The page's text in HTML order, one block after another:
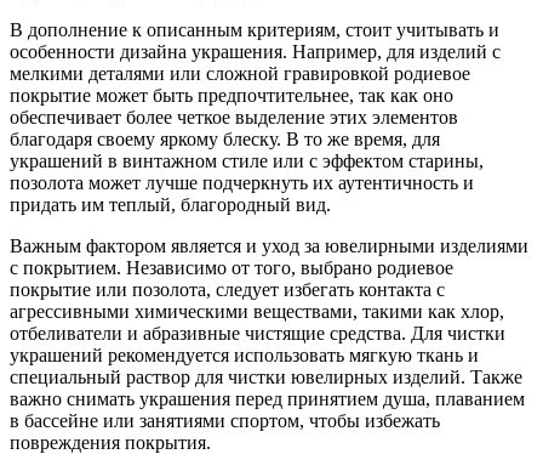
В дополнение к описанным критериям, стоит учитывать и
особенности дизайна украшения. Например, для изделий с
мелкими деталями или сложной гравировкой родиевое
покрытие может быть предпочтительнее, так как оно
обеспечивает более четкое выделение этих элементов
благодаря своему яркому блеску. В то же время, для
украшений в винтажном стиле или с эффектом старины,
позолота может лучше подчеркнуть их аутентичность и
придать им теплый, благородный вид.
Важным фактором является и уход за ювелирными изделиями
с покрытием. Независимо от того, выбрано родиевое
покрытие или позолота, следует избегать контакта с
агрессивными химическими веществами, такими как хлор,
отбеливатели и абразивные чистящие средства. Для чистки
украшений рекомендуется использовать мягкую ткань и
специальный раствор для чистки ювелирных изделий. Также
важно снимать украшения перед принятием душа, плаванием
в бассейне или занятиями спортом, чтобы избежать
повреждения покрытия.